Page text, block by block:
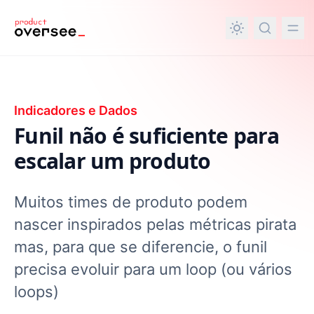
principal
Indicadores e Dados
Funil não é suficiente para
escalar um produto
Muitos times de produto podem
nascer inspirados pelas métricas pirata
mas, para que se diferencie, o funil
precisa evoluir para um loop (ou vários
loops)